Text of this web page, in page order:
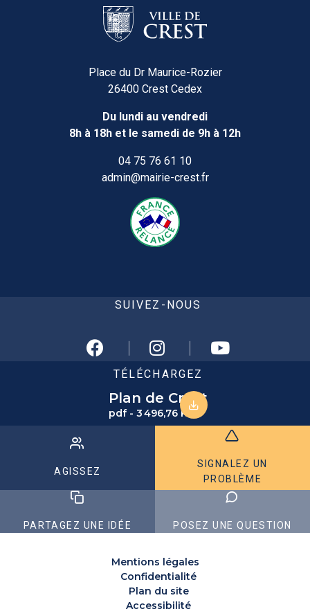
Place du Dr Maurice-Rozier
26400 Crest Cedex
Du lundi au vendredi
8h à 18h et le samedi de 9h à 12h
04 75 76 61 10
admin@mairie-crest.fr
SUIVEZ-NOUS
TÉLÉCHARGEZ
Plan de Crest
pdf - 3 496,76 KB
AGISSEZ
SIGNALEZ UN
PROBLÈME
PARTAGEZ UNE IDÉE POSEZ UNE QUESTION
Mentions légales
Confidentialité
Plan du site
Accessibilité